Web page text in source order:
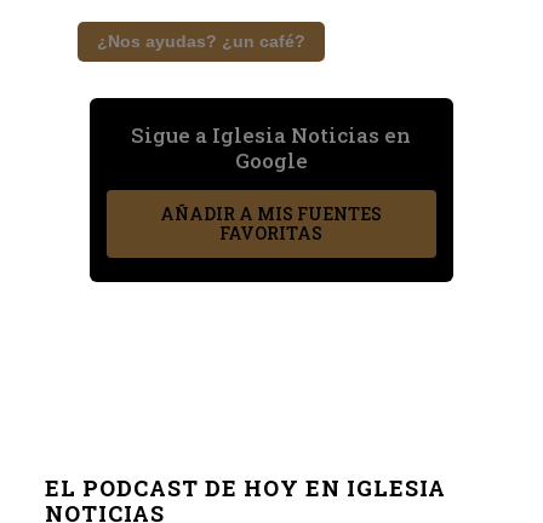
¿Nos ayudas? ¿un café?
Sigue a Iglesia Noticias en
Google
AÑADIR A MIS FUENTES
FAVORITAS
EL PODCAST DE HOY EN IGLESIA
NOTICIAS